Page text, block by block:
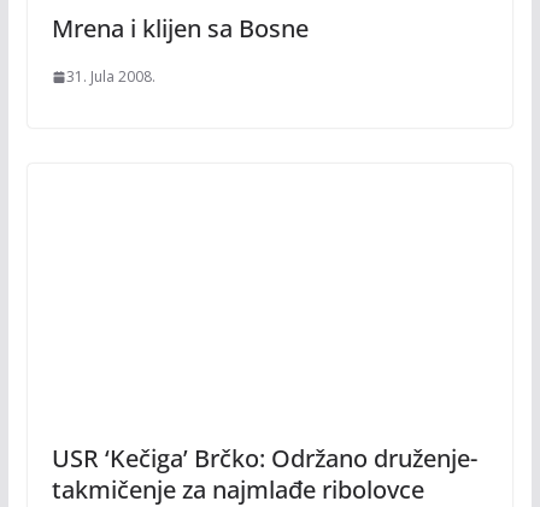
Mrena i klijen sa Bosne
31. Jula 2008.
USR ‘Kečiga’ Brčko: Održano druženje-
takmičenje za najmlađe ribolovce